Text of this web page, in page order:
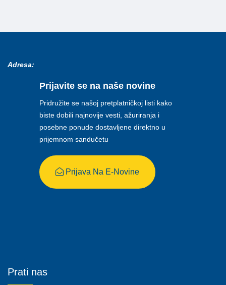
Adresa:
Prijavite se na naše novine
Pridružite se našoj pretplatničkoj listi kako
biste dobili najnovije vesti, ažuriranja i
posebne ponude dostavljene direktno u
prijemnom sandučetu
Prijava Na E-Novine
Prati nas